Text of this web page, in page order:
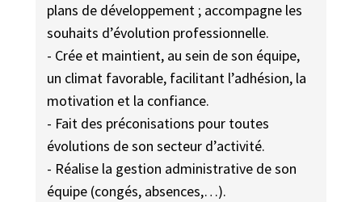
plans de développement ; accompagne les
souhaits d’évolution professionnelle.
- Crée et maintient, au sein de son équipe,
un climat favorable, facilitant l’adhésion, la
motivation et la confiance.
- Fait des préconisations pour toutes
évolutions de son secteur d’activité.
- Réalise la gestion administrative de son
équipe (congés, absences,…).